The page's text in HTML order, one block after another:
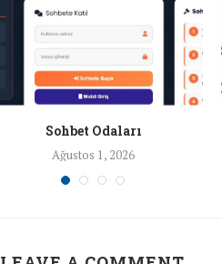
Sohbet Odaları
Ağustos 1, 2026